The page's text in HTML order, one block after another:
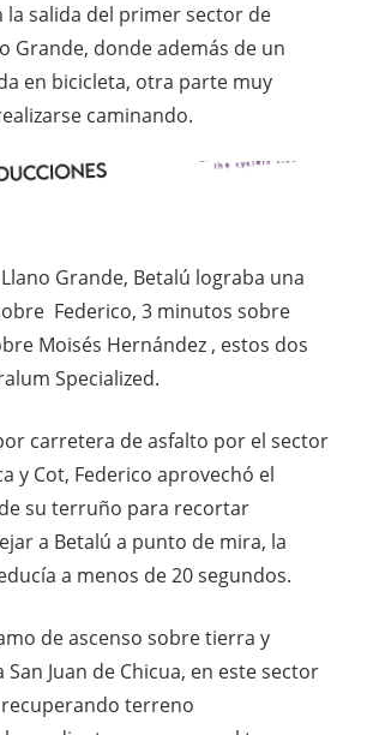
la salida del primer sector de
Grande, donde además de un
en bicicleta, otra parte muy
caminando.
Grande, Betalú lograba una
Federico, 3 minutos sobre
Moisés Hernández , estos dos
Specialized.
carretera de asfalto por el sector
y Cot, Federico aprovechó el
su terruño para recortar
a Betalú a punto de mira, la
a menos de 20 segundos.
de ascenso sobre tierra y
San Juan de Chicua, en este sector
terreno